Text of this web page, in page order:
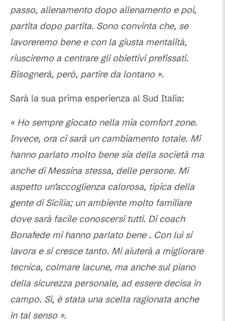
passo, allenamento dopo allenamento e poi,
partita dopo partita. Sono convinta che, se
lavoreremo bene e con la giusta mentalità,
riusciremo a centrare gli obiettivi prefissati.
Bisognerà, però, partire da lontano ».
Sarà la sua prima esperienza al Sud Italia:
« Ho sempre giocato nella mia comfort zone.
Invece, ora ci sarà un cambiamento totale. Mi
hanno parlato molto bene sia della società ma
anche di Messina stessa, delle persone. Mi
aspetto un’accoglienza calorosa, tipica della
gente di Sicilia; un ambiente molto familiare
dove sarà facile conoscersi tutti. Di coach
Bonafede mi hanno parlato bene . Con lui si
lavora e si cresce tanto. Mi aiuterà a migliorare
tecnica, colmare lacune, ma anche sul piano
della sicurezza personale, ad essere decisa in
campo. Sì, è stata una scelta ragionata anche
in tal senso ».